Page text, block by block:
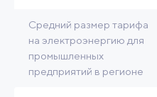
Средний размер тарифа
на электроэнергию для
промышленных
предприятий в регионе